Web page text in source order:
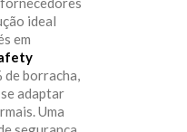
ideal
em
borracha,
adaptar
Uma